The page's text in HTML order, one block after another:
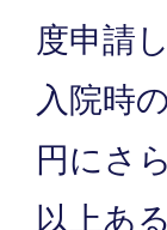
度申請
入院時
円にさ
以上あ